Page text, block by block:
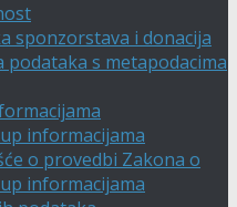
sponzorstava i donacija
podataka s metapodacima
informacijama
o provedbi Zakona o
informacijama